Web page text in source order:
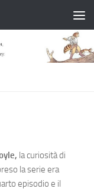
la curiosità di
la serie era
episodio e il